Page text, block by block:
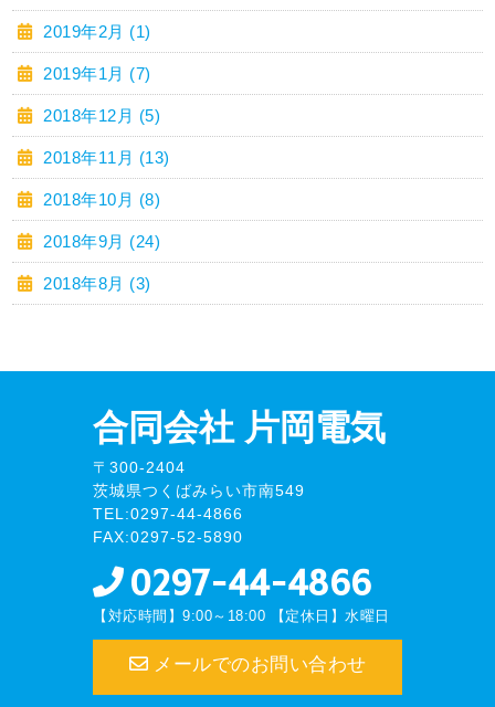
2019年2月 (1)
2019年1月 (7)
2018年12月 (5)
2018年11月 (13)
2018年10月 (8)
2018年9月 (24)
2018年8月 (3)
合同会社 片岡電気
〒300-2404
茨城県つくばみらい市南549
TEL:0297-44-4866
FAX:0297-52-5890
0297-44-4866
【対応時間】9:00～18:00 【定休日】水曜日
メールでのお問い合わせ